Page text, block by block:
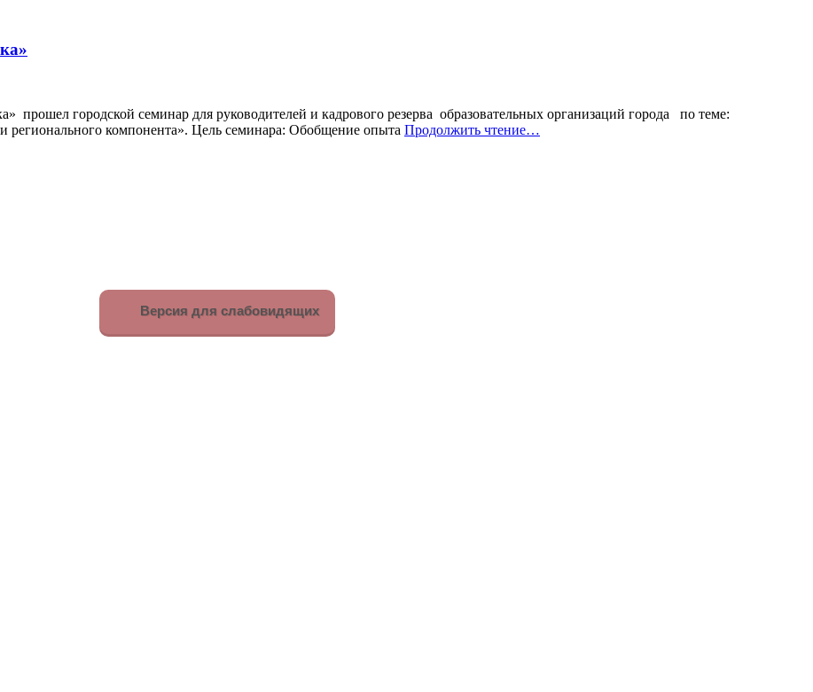
городской семинар для руководителей и кадрового резерва образовательных организаций города по теме:
регионального компонента». Цель семинара: Обобщение опыта Продолжить чтение…
Версия для слабовидящих